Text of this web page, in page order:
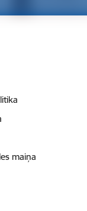
maiņa